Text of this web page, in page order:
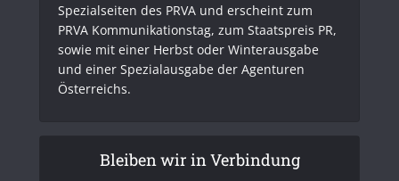
Spezialseiten des PRVA und erscheint zum
PRVA Kommunikationstag, zum Staatspreis PR,
sowie mit einer Herbst oder Winterausgabe
und einer Spezialausgabe der Agenturen
Österreichs.
Bleiben wir in Verbindung